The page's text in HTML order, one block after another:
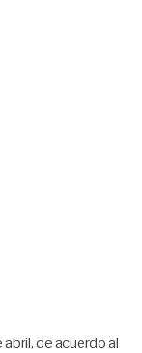
de acuerdo al